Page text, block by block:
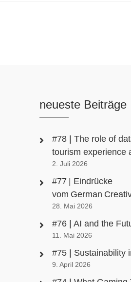
neueste Beiträge
#78 | The role of
tourism experience
2. Juli 2026
#77 | Eindrücke
vom German
28. Mai 2026
#76 | AI and the
11. Mai 2026
#75 | Sustainability
9. April 2026